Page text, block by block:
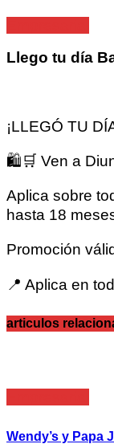
Llego tu día
¡LLEGÓ TU
🛍️🛒 Ven a
Aplica sobre
hasta 18
Promoción
📍 Aplica en
articulos
Wendy’s y Papa